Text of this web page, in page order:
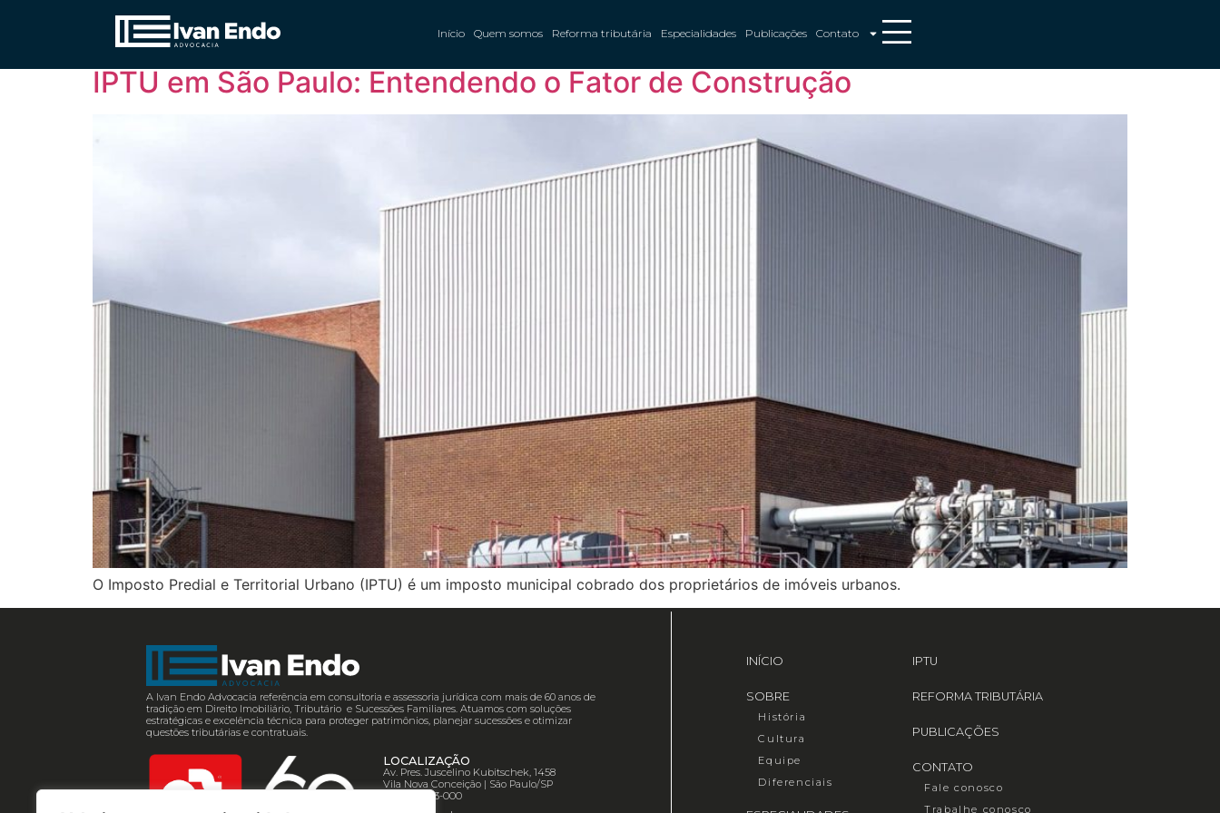
Início Quem somos Reforma tributária Especialidades Publicações Contato
Tag:Valor venal IPTU SP
IPTU em São Paulo: Entendendo o Fator de Construção
O Imposto Predial e Territorial Urbano (IPTU) é um imposto municipal cobrado dos proprietários de imóveis urbanos.
A Ivan Endo Advocacia referência em consultoria e assessoria jurídica com mais de 60 anos de
tradição em Direito Imobiliário, Tributário e Sucessões Familiares. Atuamos com soluções
estratégicas e excelência técnica para proteger patrimônios, planejar sucessões e otimizar
questões tributárias e contratuais.
LOCALIZAÇÃO
Av. Pres. Juscelino Kubitschek, 1458
Vila Nova Conceição | São Paulo/SP
CEP: 04543-000
INÍCIO
SOBRE
História
Cultura
Equipe
Diferenciais
IPTU
REFORMA TRIBUTÁRIA
PUBLICAÇÕES
CONTATO
Fale conosco
Trabalhe conosco